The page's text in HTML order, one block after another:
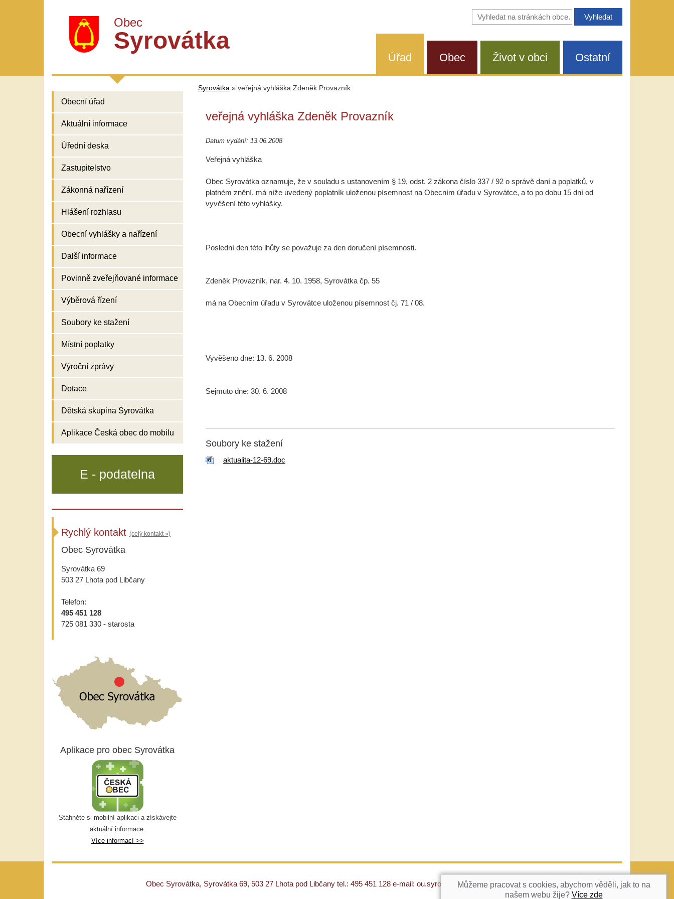
Obec
Syrovátka
Vyhledávání
na
Úřad Obec Život v obci Ostatní
Obecní úřad
Aktuální informace
Úřední deska
Zastupitelstvo
Zákonná nařízení
Hlášení rozhlasu
Obecní vyhlášky a nařízení
Další informace
Povinně zveřejňované informace
Výběrová řízení
Soubory ke stažení
Místní poplatky
Výroční zprávy
Dotace
Dětská skupina Syrovátka
Aplikace Česká obec do mobilu
Syrovátka » veřejná vyhláška Zdeněk Provazník
veřejná vyhláška Zdeněk Provazník
Datum vydání: 13.06.2008
Veřejná vyhláška
Obec Syrovátka oznamuje, že v souladu s ustanovením § 19, odst. 2 zákona číslo 337 / 92 o správě daní a poplatků, v
platném znění, má níže uvedený poplatník uloženou písemnost na Obecním úřadu v Syrovátce, a to po dobu 15 dní od
vyvěšení této vyhlášky.
Poslední den této lhůty se považuje za den doručení písemnosti.
Zdeněk Provazník, nar. 4. 10. 1958, Syrovátka čp. 55
má na Obecním úřadu v Syrovátce uloženou písemnost čj. 71 / 08.
Vyvěšeno dne: 13. 6. 2008
Sejmuto dne: 30. 6. 2008
Soubory ke stažení
aktualita-12-69.doc
E - podatelna
Rychlý kontakt (celý kontakt »)
Obec Syrovátka
Syrovátka 69
503 27 Lhota pod Libčany
Telefon:
495 451 128
725 081 330 - starosta
Aplikace pro obec Syrovátka
Stáhněte si mobilní aplikaci a získávejte
aktuální informace.
Více informací >>
NAHORU
Obec Syrovátka, Syrovátka 69, 503 27 Lhota pod Libčany tel.: 495 451 128 e-mail: ou.syrovatka@c-box.czMůžeme pracovat s cookies, abychom věděli, jak to na
našem webu žije? Více zde